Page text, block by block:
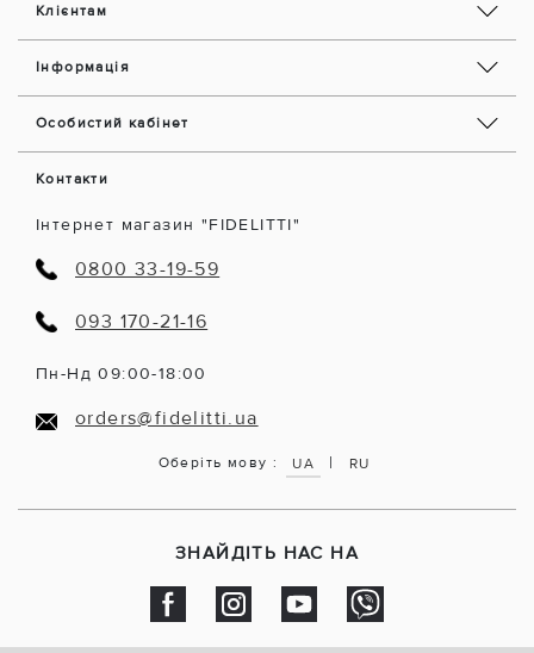
Клієнтам
Інформація
Особистий кабінет
Контакти
Інтернет магазин "FIDELITTI"
0800 33-19-59
093 170-21-16
Пн-Нд 09:00-18:00
orders@fidelitti.ua
Оберіть мову : UA | RU
ЗНАЙДІТЬ НАС НА